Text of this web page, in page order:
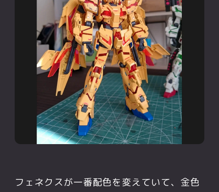
フェネクスが一番配色を変えていて、金色